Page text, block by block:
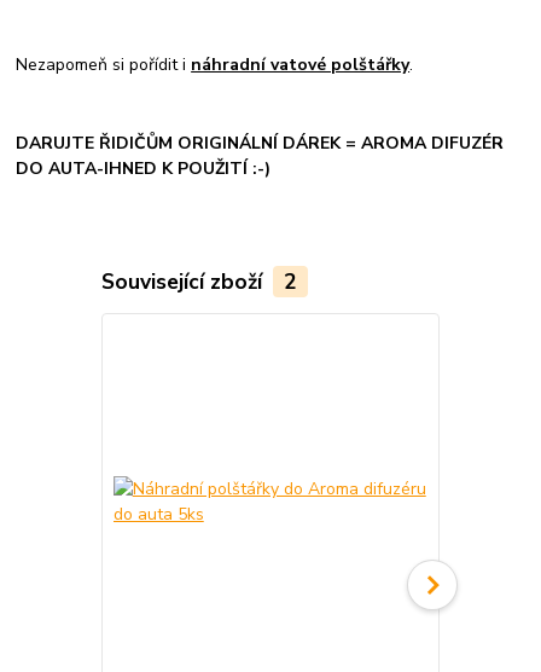
Nezapomeň si pořídit i náhradní vatové polštářky.
DARUJTE ŘIDIČŮM ORIGINÁLNÍ DÁREK = AROMA DIFUZÉR
DO AUTA-IHNED K POUŽITÍ :-)
Související zboží 2